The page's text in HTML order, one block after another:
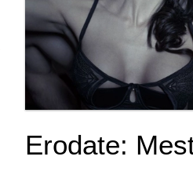
Erodate: